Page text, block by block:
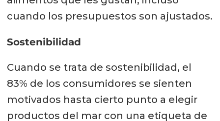
cuando los presupuestos son ajustados.
Sostenibilidad
Cuando se trata de sostenibilidad, el
83% de los consumidores se sienten
motivados hasta cierto punto a elegir
productos del mar con una etiqueta de